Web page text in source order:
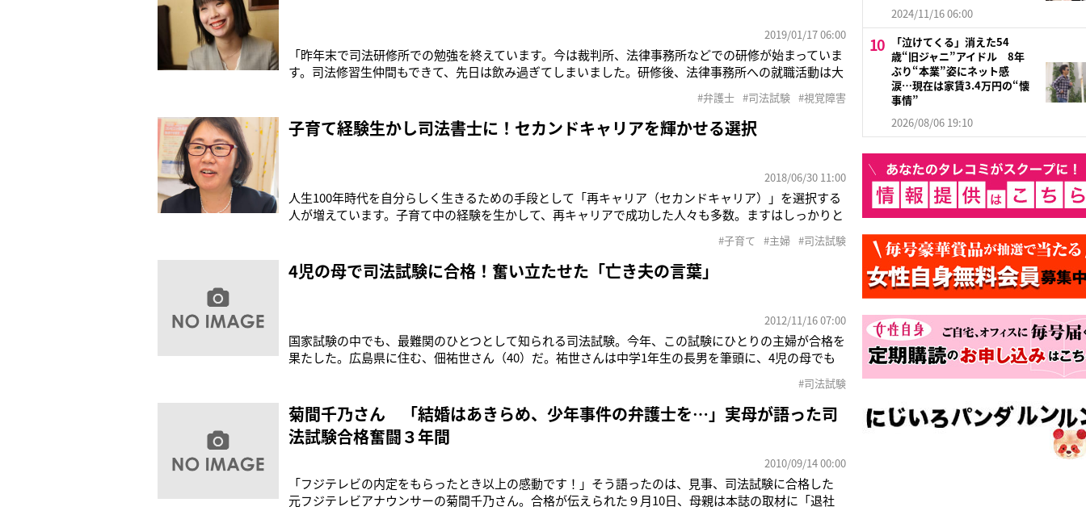
2019/01/17 06:00
「昨年末で司法研修所での勉強を終えています。今は裁判所、法律事務所などでの研修が始まっていま
す。司法修習生仲間もできて、先日は飲み過ぎてしまいました。研修後、法律事務所への就職活動は大
年9月、最難関の国家試験といわれる司法試験に、2度目の挑戦で合格した板原愛さん（28）だ。弁護
士といえば、法廷で分厚い書面や
#弁護士 #司法試験 #視覚障害
子育て経験生かし司法書士に！セカンドキャリアを輝かせる選択
2018/06/30 11:00
人生100年時代を自分らしく生きるための手段として「再キャリア（セカンドキャリア）」を選択する
人が増えています。子育て中の経験を生かして、再キャリアで成功した人々も多数。ますはしっかりと
中を見せたいと思い立ったことが、今の仕事につながっています」司法書士・行政書士の高柳直子さん
（56）は、独身時代は大手メ
#子育て #主婦 #司法試験
4児の母で司法試験に合格！奮い立たせた「亡き夫の言葉」
2012/11/16 07:00
国家試験の中でも、最難関のひとつとして知られる司法試験。今年、この試験にひとりの主婦が合格を
果たした。広島県に住む、佃祐世さん（40）だ。祐世さんは中学1年生の長男を筆頭に、4児の母でも
の表情を浮かべる祐世さん。彼女の夫で元裁判官の浩介さんは’07年3月、35歳の若さでこの世を去っ
た。法曹の世界でやり残した
#司法試験
菊間千乃さん 「結婚はあきらめ、少年事件の弁護士を…」実母が語った司
法試験合格奮闘３年間
2010/09/14 00:00
「フジテレビの内定をもらったとき以上の感動です！」そう語ったのは、見事、司法試験に合格した
元フジテレビアナウンサーの菊間千乃さん。合格が伝えられた９月10日、母親は本誌の取材に「退社
2024/11/16 06:00
「泣けてくる」消えた54
歳“旧ジャニ”アイドル 8年
ぶり“本業”姿にネット感
涙…現在は家賃3.4万円の“懐
事情”
2026/08/06 19:10